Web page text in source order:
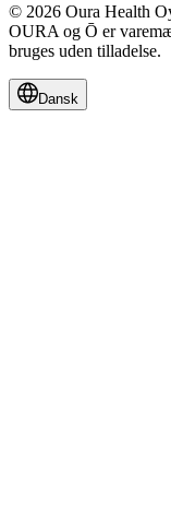
© 2026 Oura Health
OURA og Ō er
bruges uden tilladelse.
Dansk